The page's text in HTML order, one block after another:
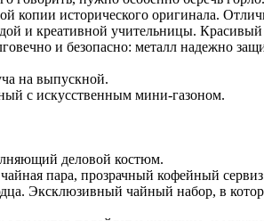
исторического оригинала.
и креативной учительницы.
и безопасно: металл надежно
на выпускной.
с искусственным мини-газоном.
деловой костюм.
пара, прозрачный кофейный
Эксклюзивный чайный набор, в